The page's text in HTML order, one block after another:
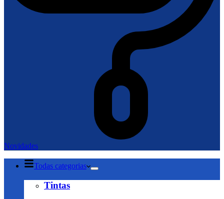
Novidades
Todas categorias
Tintas